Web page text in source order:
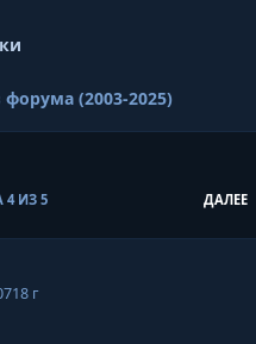
(2003-2025)
ДАЛЕЕ
4 ИЗ 5
18 г